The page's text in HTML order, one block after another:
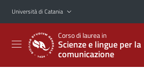
Vai al contenuto principale
Vai al menu di navigazione
Università di Catania
Corso di laurea in
Scienze e lingue per la
comunicazione